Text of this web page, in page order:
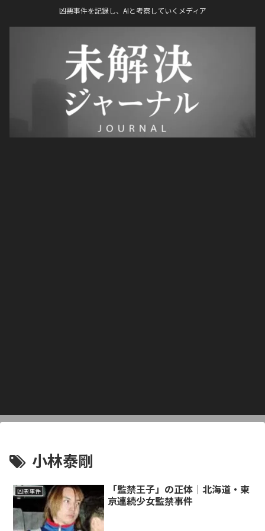
凶悪事件を記録し、AIと考察していくメディア
小林泰剛
凶悪事件
「監禁王子」の正体｜北海道・東
京連続少女監禁事件